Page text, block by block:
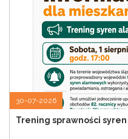
30-07-2026
Trening sprawności